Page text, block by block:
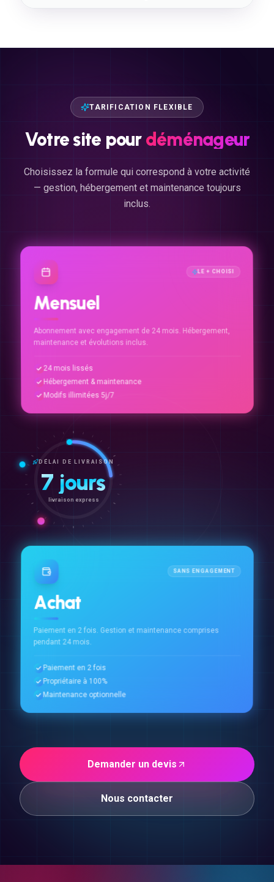
TARIFICATION FLEXIBLE
Votresite pour déménageur
Choisissez la formule qui correspond à votre activité
— gestion, hébergement et maintenance toujours
inclus.
LE + CHOISI
Mensuel
Abonnement avec engagement de 24 mois. Hébergement,
maintenance et évolutions inclus.
24 mois lissés
Hébergement & maintenance
Modifs illimitées 5j/7
DÉLAI DE LIVRAISON
7 jours
livraison express
SANS ENGAGEMENT
Achat
Paiement en 2 fois. Gestion et maintenance comprises
pendant 24 mois.
Paiement en 2 fois
Propriétaire à 100%
Maintenance optionnelle
Demander un devis
Nous contacter